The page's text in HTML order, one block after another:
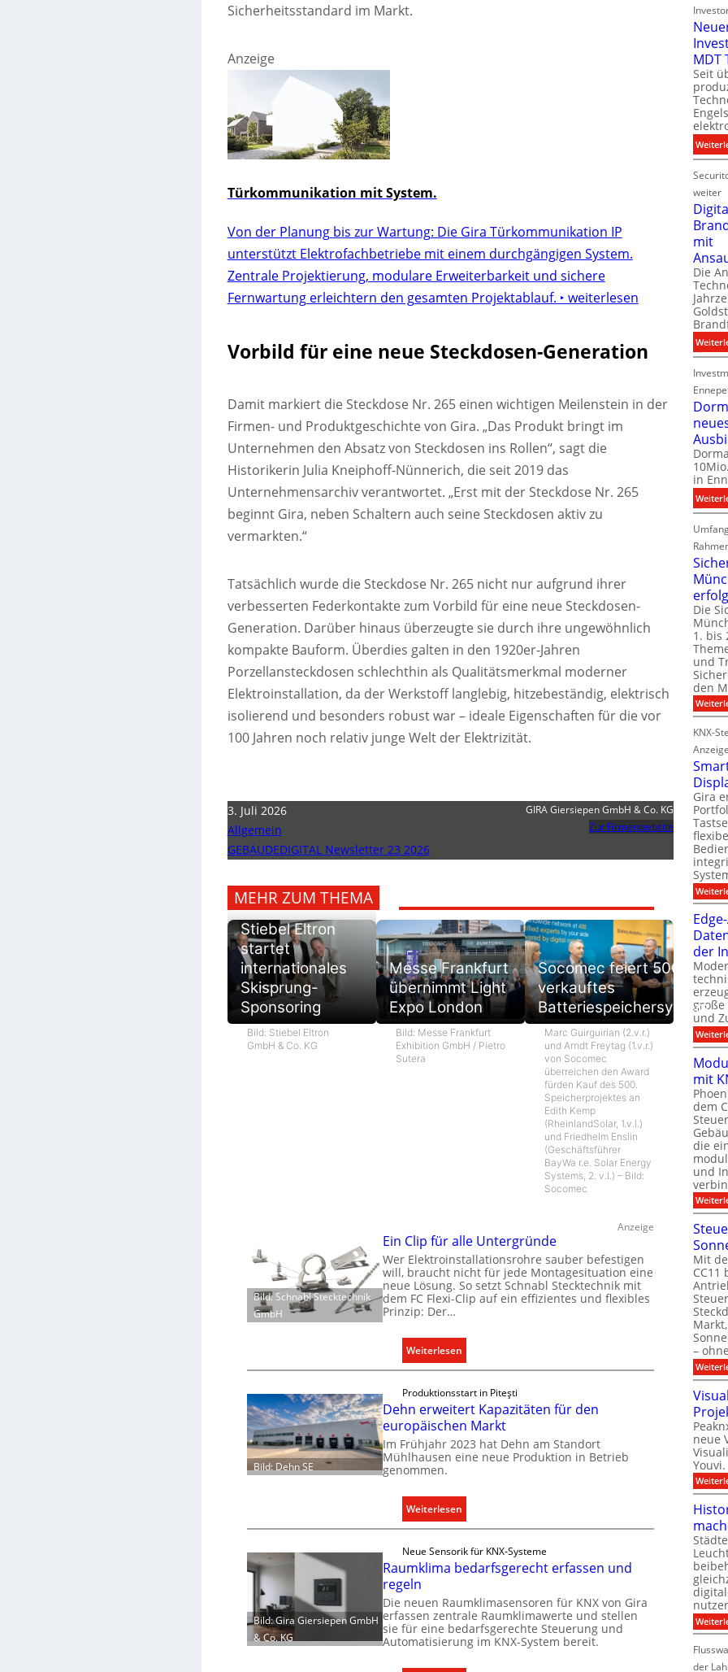
Sicherheitsstandard im Markt.
Anzeige
Türkommunikation mit System.
Von der Planung bis zur Wartung: Die Gira Türkommunikation IP
unterstützt Elektrofachbetriebe mit einem durchgängigen System.
Zentrale Projektierung, modulare Erweiterbarkeit und sichere
Fernwartung erleichtern den gesamten Projektablauf. ‣ weiterlesen
Vorbild für eine neue Steckdosen-Generation
Damit markiert die Steckdose Nr. 265 einen wichtigen Meilenstein in der
Firmen- und Produktgeschichte von Gira. „Das Produkt bringt im
Unternehmen den Absatz von Steckdosen ins Rollen“, sagt die
Historikerin Julia Kneiphoff-Nünnerich, die seit 2019 das
Unternehmensarchiv verantwortet. „Erst mit der Steckdose Nr. 265
beginnt Gira, neben Schaltern auch seine Steckdosen aktiv zu
vermarkten.“
Tatsächlich wurde die Steckdose Nr. 265 nicht nur aufgrund ihrer
verbesserten Federkontakte zum Vorbild für eine neue Steckdosen-
Generation. Darüber hinaus überzeugte sie durch ihre ungewöhnlich
kompakte Bauform. Überdies galten in den 1920er-Jahren
Porzellansteckdosen schlechthin als Qualitätsmerkmal moderner
Elektroinstallation, da der Werkstoff langlebig, hitzebeständig, elektrisch
isolierend und besonders robust war – ideale Eigenschaften für die vor
100 Jahren noch relativ junge Welt der Elektrizität.
3. Juli 2026
Allgemein
GEBÄUDEDIGITAL Newsletter 23 2026
GIRA Giersiepen GmbH & Co. KG
Zur Firmenwebsite
MEHR ZUM THEMA
Stiebel Eltron
startet
internationales
Skisprung-
Sponsoring
Bild: Stiebel Eltron
GmbH & Co. KG
Messe Frankfurt
übernimmt Light
Expo London
Bild: Messe Frankfurt
Exhibition GmbH / Pietro
Sutera
Socomec feiert 500.
verkauftes
Batteriespeichersystem
Marc Guirguirian (2.v.r.)
und Arndt Freytag (1.v.r.)
von Socomec
überreichen den Award
fürden Kauf des 500.
Speicherprojektes an
Edith Kemp
(RheinlandSolar, 1.v.l.)
und Friedhelm Enslin
(Geschäftsführer
BayWa r.e. Solar Energy
Systems, 2. v.l.) – Bild:
Socomec
Anzeige
Bild: Schnabl Stecktechnik
GmbH
Ein Clip für alle Untergründe
Wer Elektroinstallationsrohre sauber befestigen
will, braucht nicht für jede Montagesituation eine
neue Lösung. So setzt Schnabl Stecktechnik mit
dem FC Flexi-Clip auf ein effizientes und flexibles
Prinzip: Der…
Weiterlesen:
E
n
C
l
i
r
l
l
U
n
t
Bild: Dehn SE
Produktionsstart in Piteşti
Dehn erweitert Kapazitäten für den
europäischen Markt
Im Frühjahr 2023 hat Dehn am Standort
Mühlhausen eine neue Produktion in Betrieb
genommen.
Weiterlesen:
D
h
n
r
w
e
Bild: Gira Giersiepen GmbH
& Co. KG
Neue Sensorik für KNX-Systeme
Raumklima bedarfsgerecht erfassen und
regeln
Die neuen Raumklimasensoren für KNX von Gira
erfassen zentrale Raumklimawerte und stellen
sie für eine bedarfsgerechte Steuerung und
Automatisierung im KNX-System bereit.
g
s
t
c
i
k
d
t
a
t
MDT
Seit
weiter
mit
Die
in
Die
1. bis
und
den
KNX-
Anzeige
Gira
der
große
und
mit
dem
die
und
Mit
CC11
–
neue
Youvi.
der